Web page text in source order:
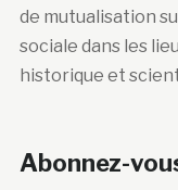
de mutualisation
sociale dans les
historique et
Abonnez-